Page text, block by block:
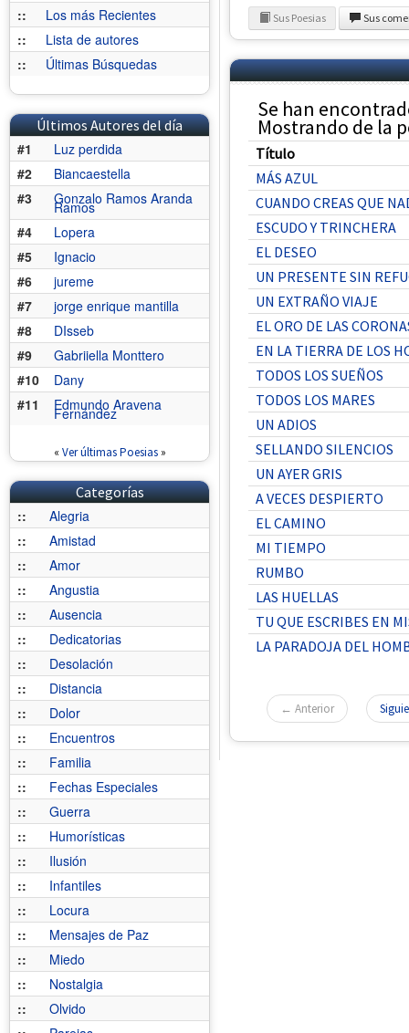
::
Los más Recientes
::
Lista de autores
::
Últimas Búsquedas
Últimos Autores del día
#1
Luz perdida
#2
Biancaestella
#3
Gonzalo Ramos Aranda
Ramos
#4
Lopera
#5
Ignacio
#6
jureme
#7
jorge enrique mantilla
#8
DIsseb
#9
Gabriiella Monttero
#10
Dany
#11
Edmundo Aravena
Fernández
« Ver últimas Poesias»
Categorías
::
Alegria
::
Amistad
::
Amor
::
Angustia
::
Ausencia
::
Dedicatorias
::
Desolación
::
Distancia
::
Dolor
::
Encuentros
::
Familia
::
Fechas Especiales
::
Guerra
::
Humorísticas
::
Ilusión
::
Infantiles
::
Locura
::
Mensajes de Paz
::
Miedo
::
Nostalgia
::
Olvido
Sus Poesias Sus
Se han
Mostrando de la
Título
MÁS AZUL
CUANDO CREAS QUE
ESCUDO Y TRINCHERA
EL DESEO
UN PRESENTE SIN
UN EXTRAÑO VIAJE
EL ORO DE LAS
EN LA TIERRA DE LOS
TODOS LOS SUEÑOS
TODOS LOS MARES
UN ADIOS
SELLANDO SILENCIOS
UN AYER GRIS
A VECES DESPIERTO
EL CAMINO
MI TIEMPO
RUMBO
LAS HUELLAS
TU QUE ESCRIBES EN
LA PARADOJA DEL
← Anterior